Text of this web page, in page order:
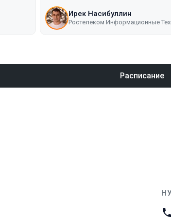
Ирек Насибуллин
Ростелеком Информационные
Расписание